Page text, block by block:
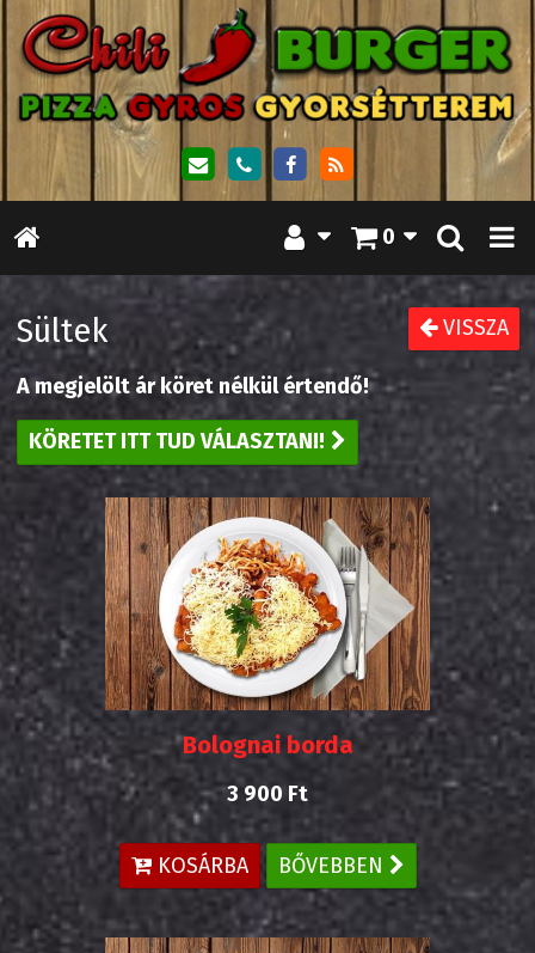
0
VISSZA
Sültek
A megjelölt ár köret nélkül értendő!
KÖRETET ITT TUD VÁLASZTANI!
Bolognai borda
3 900 Ft
KOSÁRBA BŐVEBBEN